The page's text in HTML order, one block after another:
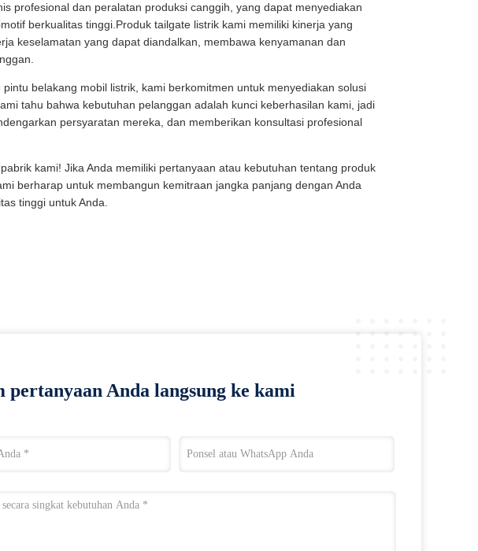
profesional dan peralatan produksi canggih, yang dapat menyediakan
berkualitas tinggi.Produk tailgate listrik kami memiliki kinerja yang
keselamatan yang dapat diandalkan, membawa kenyamanan dan
belakang mobil listrik, kami berkomitmen untuk menyediakan solusi
tahu bahwa kebutuhan pelanggan adalah kunci keberhasilan kami, jadi
persyaratan mereka, dan memberikan konsultasi profesional
kami! Jika Anda memiliki pertanyaan atau kebutuhan tentang produk
berharap untuk membangun kemitraan jangka panjang dengan Anda
tinggi untuk Anda.
Anda langsung ke kami